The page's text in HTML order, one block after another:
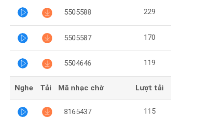
5505588 229
5505587 170
5504646 119
Nghe Tải Mã nhạc chờ Lượt tải
8165437 115